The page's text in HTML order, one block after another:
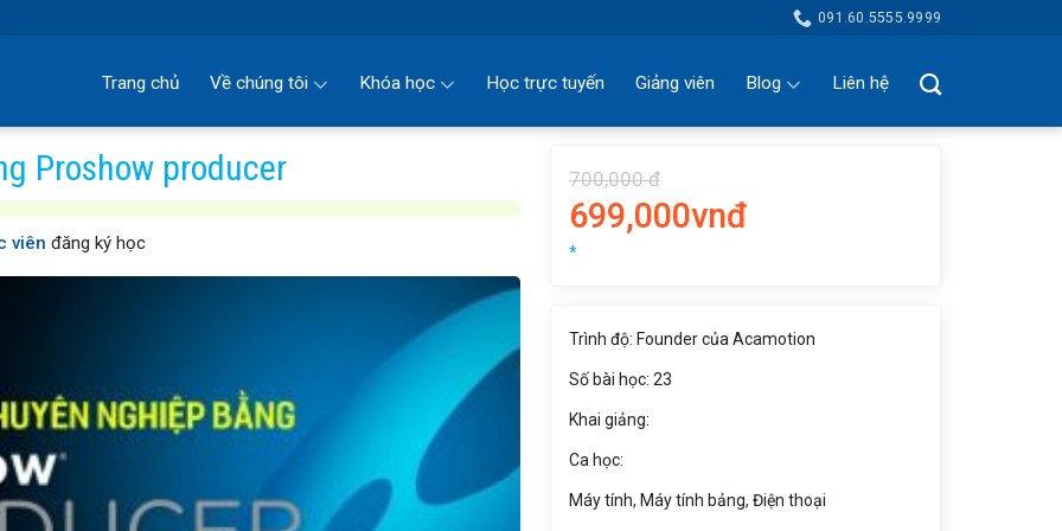
091.60.5555.9999
Trang chủ Về chúng tôi Khóa học Học trực tuyến Giảng viên Blog Liên hệ
Proshow producer
viên đăng ký học
700,000 đ
699,000vnđ
*
Trình độ: Founder của Acamotion
Số bài học: 23
Khai giảng:
Ca học:
Máy tính, Máy tính bảng, Điện thoại